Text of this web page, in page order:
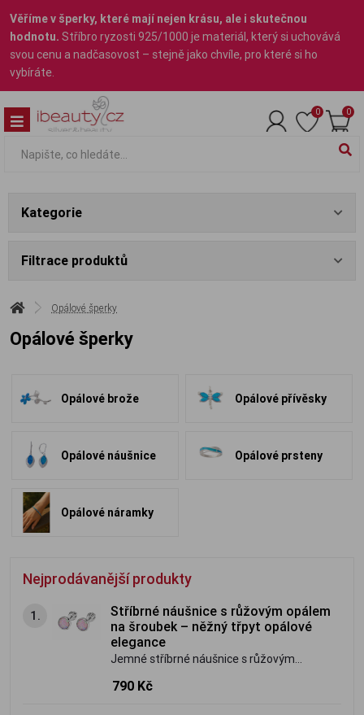
Věříme v šperky, které mají nejen krásu, ale i skutečnou
hodnotu. Stříbro ryzosti 925/1000 je materiál, který si uchovává
svou cenu a nadčasovost – stejně jako chvíle, pro které si ho
vybíráte.
0 0
Kategorie
Filtrace produktů
Opálové šperky
Opálové šperky
Opálové brože Opálové přívěsky
Opálové náušnice Opálové prsteny
Opálové náramky
Nejprodávanější produkty
1.
Stříbrné náušnice s růžovým opálem
na šroubek – něžný třpyt opálové
elegance
Jemné stříbrné náušnice s růžovým
opálem ze stříbra ryzosti 925/1000.
790 Kč